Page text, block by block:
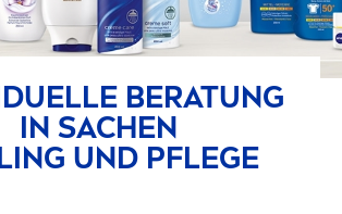
BERATUNG
IN SACHEN
UND PFLEGE